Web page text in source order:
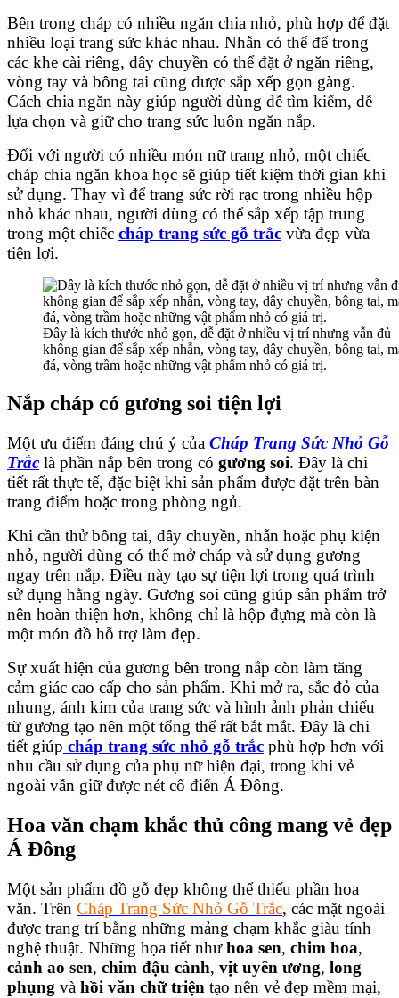
Bên trong cháp có nhiều ngăn chia nhỏ, phù hợp để đặt
nhiều loại trang sức khác nhau. Nhẫn có thể để trong
các khe cài riêng, dây chuyền có thể đặt ở ngăn riêng,
vòng tay và bông tai cũng được sắp xếp gọn gàng.
Cách chia ngăn này giúp người dùng dễ tìm kiếm, dễ
lựa chọn và giữ cho trang sức luôn ngăn nắp.
Đối với người có nhiều món nữ trang nhỏ, một chiếc
cháp chia ngăn khoa học sẽ giúp tiết kiệm thời gian khi
sử dụng. Thay vì để trang sức rời rạc trong nhiều hộp
nhỏ khác nhau, người dùng có thể sắp xếp tập trung
trong một chiếc cháp trang sức gỗ trắc vừa đẹp vừa
tiện lợi.
Đây là kích thước nhỏ gọn, dễ đặt ở nhiều vị trí nhưng vẫn đủ
không gian để sắp xếp nhẫn, vòng tay, dây chuyền, bông tai,
đá, vòng trầm hoặc những vật phẩm nhỏ có giá trị.
Nắp cháp có gương soi tiện lợi
Một ưu điểm đáng chú ý của Cháp Trang Sức Nhỏ Gỗ
Trắc là phần nắp bên trong có gương soi. Đây là chi
tiết rất thực tế, đặc biệt khi sản phẩm được đặt trên bàn
trang điểm hoặc trong phòng ngủ.
Khi cần thử bông tai, dây chuyền, nhẫn hoặc phụ kiện
nhỏ, người dùng có thể mở cháp và sử dụng gương
ngay trên nắp. Điều này tạo sự tiện lợi trong quá trình
sử dụng hằng ngày. Gương soi cũng giúp sản phẩm trở
nên hoàn thiện hơn, không chỉ là hộp đựng mà còn là
một món đồ hỗ trợ làm đẹp.
Sự xuất hiện của gương bên trong nắp còn làm tăng
cảm giác cao cấp cho sản phẩm. Khi mở ra, sắc đỏ của
nhung, ánh kim của trang sức và hình ảnh phản chiếu
từ gương tạo nên một tổng thể rất bắt mắt. Đây là chi
tiết giúp cháp trang sức nhỏ gỗ trắc phù hợp hơn với
nhu cầu sử dụng của phụ nữ hiện đại, trong khi vẻ
ngoài vẫn giữ được nét cổ điển Á Đông.
Hoa văn chạm khắc thủ công mang vẻ đẹp
Á Đông
Một sản phẩm đồ gỗ đẹp không thể thiếu phần hoa
văn. Trên Cháp Trang Sức Nhỏ Gỗ Trắc, các mặt ngoài
được trang trí bằng những mảng chạm khắc giàu tính
nghệ thuật. Những họa tiết nhưhoa sen, chim hoa,
cảnh ao sen, chim đậu cành, vịt uyên ương, long
phụng và hồi văn chữ triện tạo nên vẻ đẹp mềm mại,